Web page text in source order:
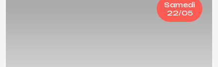
Samedi
22/05